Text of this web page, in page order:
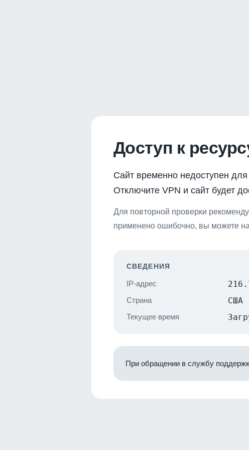
Доступ к
Сайт временно недоступен
Отключите VPN и сайт будет
Для повторной проверки
применено ошибочно, вы можете
СВЕДЕНИЯ
IP-адрес
Страна США
Текущее время
При обращении в службу